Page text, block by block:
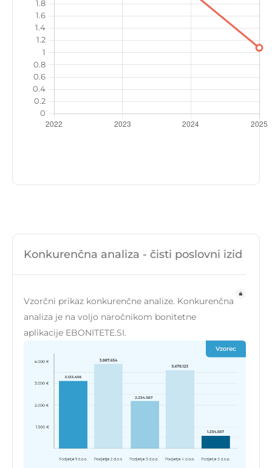
Konkurenčna analiza - čisti poslovni izid
Vzorčni prikaz konkurenčne analize. Konkurenčna
analiza je na voljo naročnikom bonitetne
aplikacije EBONITETE.SI.